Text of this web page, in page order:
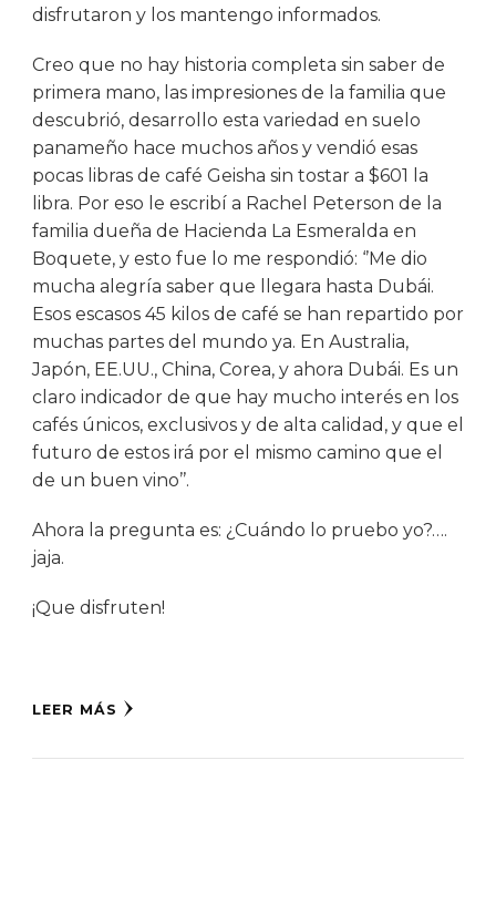
disfrutaron y los mantengo informados.
Creo que no hay historia completa sin saber de
primera mano, las impresiones de la familia que
descubrió, desarrollo esta variedad en suelo
panameño hace muchos años y vendió esas
pocas libras de café Geisha sin tostar a $601 la
libra. Por eso le escribí a Rachel Peterson de la
familia dueña de Hacienda La Esmeralda en
Boquete, y esto fue lo me respondió: ‘’Me dio
mucha alegría saber que llegara hasta Dubái.
Esos escasos 45 kilos de café se han repartido por
muchas partes del mundo ya. En Australia,
Japón, EE.UU., China, Corea, y ahora Dubái. Es un
claro indicador de que hay mucho interés en los
cafés únicos, exclusivos y de alta calidad, y que el
futuro de estos irá por el mismo camino que el
de un buen vino’’.
Ahora la pregunta es: ¿Cuándo lo pruebo yo?….
jaja.
¡Que disfruten!
LEER MÁS